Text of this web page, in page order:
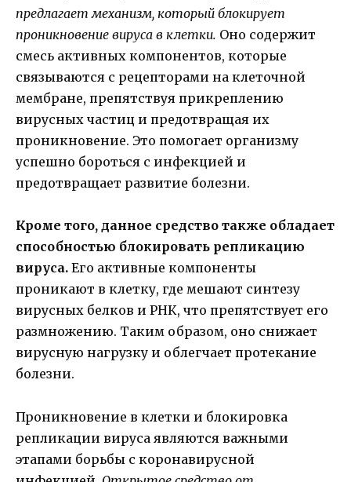
предлагает механизм, который блокирует
проникновение вируса в клетки. Оно содержит
смесь активных компонентов, которые
связываются с рецепторами на клеточной
мембране, препятствуя прикреплению
вирусных частиц и предотвращая их
проникновение. Это помогает организму
успешно бороться с инфекцией и
предотвращает развитие болезни.
Кроме того, данное средство также обладает
способностью блокировать репликацию
вируса. Его активные компоненты
проникают в клетку, где мешают синтезу
вирусных белков и РНК, что препятствует его
размножению. Таким образом, оно снижает
вирусную нагрузку и облегчает протекание
болезни.
Проникновение в клетки и блокировка
репликации вируса являются важными
этапами борьбы с коронавирусной